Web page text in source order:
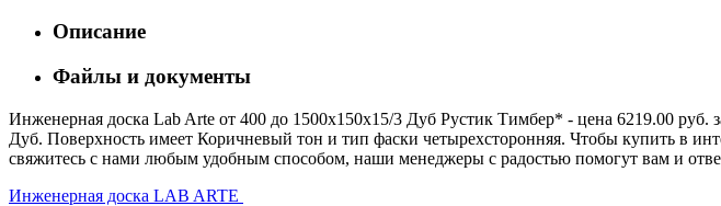
Описание
Файлы и документы
Инженерная доска Lab Arte от 400 до 1500х150х15/3 Дуб Рустик Тимбер* - цена 6219.00
Дуб. Поверхность имеет Коричневый тон и тип фаски четырехсторонняя. Чтобы купить в
свяжитесь с нами любым удобным способом, наши менеджеры с радостью помогут вам и
Инженерная доска LAB ARTE